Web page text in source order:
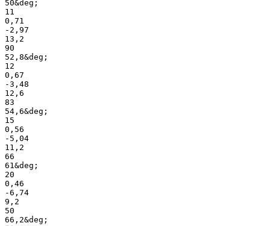
50&deg;
11
0,71
-2,97
13,2
90
52,8&deg;
12
0,67
-3,48
12,6
83
54,6&deg;
15
0,56
-5,04
11,2
66
61&deg;
20
0,46
-6,74
9,2
50
66,2&deg;